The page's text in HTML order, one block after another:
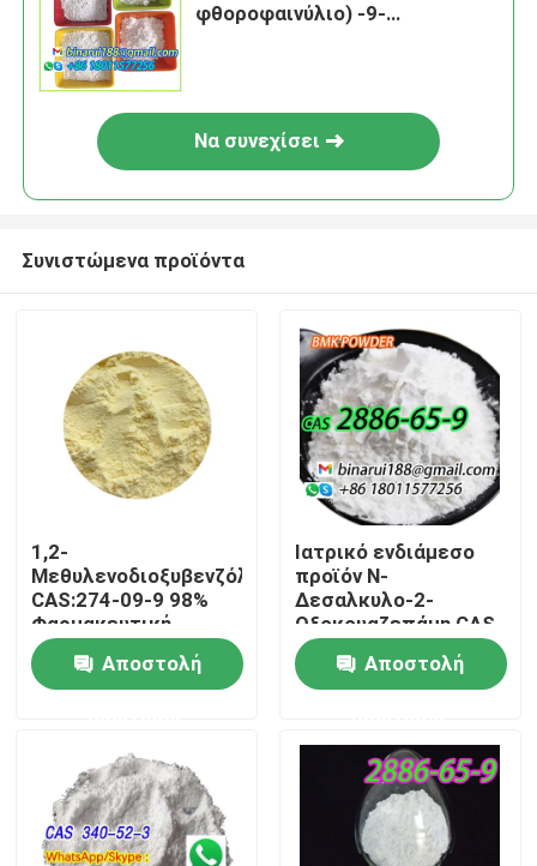
Προϊόντα
Βίντεο
φθοροφαινύλιο) -9-
Να συνεχίσει
Συνιστώμενα προϊόντα
1,2-
Μεθυλενοδιοξυβενζόλη
CAS:274-09-9 98%
Φαρμακευτική
απευθείας υψηλής
ποιότηταςΑποστολή
Ιατρικό ενδιάμεσο
προϊόν N-
Δεσαλκυλο-2-
Οξοκουαζεπάμη CAS
2886-65-9
Αποστολή